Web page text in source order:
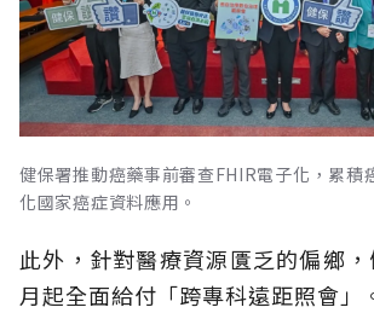
健保署推動癌藥事前審查FHIR電子化，累積
化國家癌症資料應用。
此外，針對醫療資源匱乏的偏鄉
月起全面給付「跨專科遠距照會」